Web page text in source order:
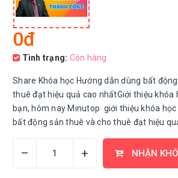
0đ
Tình trạng: Còn hàng
Share Khóa học Hướng dẫn dùng bất
thuê đạt hiệu quả cao nhấtGiới thiệu khóa
bạn, hôm nay Minutop giới thiệu khóa
bất động sản thuê và cho thuê đạt hiệu
– + NHẬN